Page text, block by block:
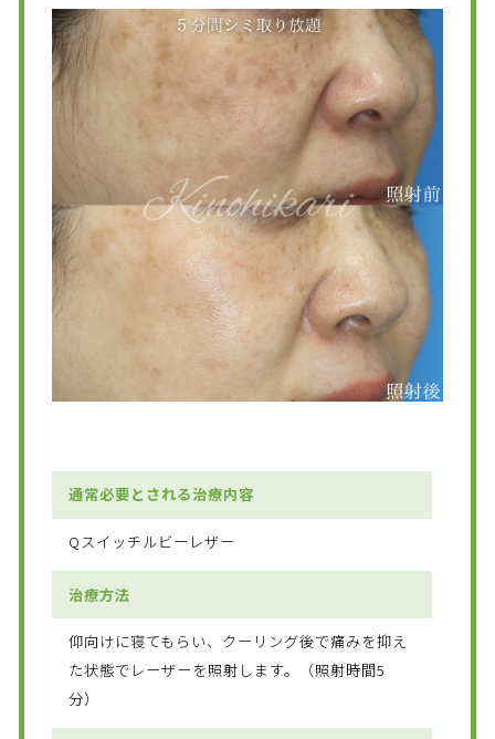
通常必要とされる治療内容
Qスイッチルビーレザー
治療方法
仰向けに寝てもらい、クーリング後で痛みを抑え
た状態でレーザーを照射します。（照射時間5
分）